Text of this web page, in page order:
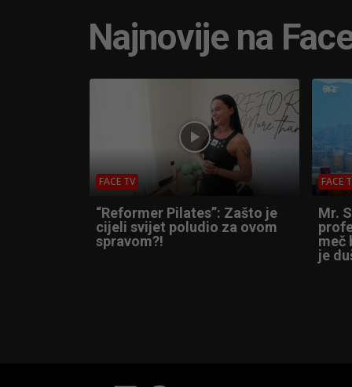
Najnovije na
FACE TV
“Reformer Pilates”: Zašto je
cijeli svijet poludio za ovom
spravom?!
FACE
Mr.
meč
je